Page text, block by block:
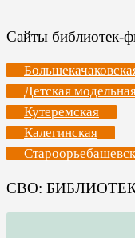
Сайты библиотек-
Детская
Кутеремская
Калегинская
СВО: